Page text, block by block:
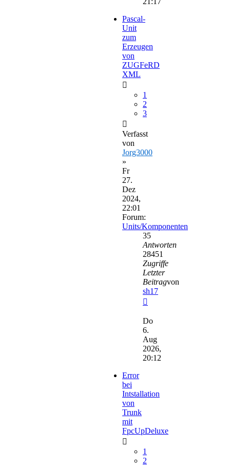
Pascal-
Unit
zum
Erzeugen
von
ZUGFeRD
XML
1
2
3
Verfasst
von
Jorg3000
»
Fr
27.
Dez
2024,
22:01
Forum:
Units/Komponenten
35
Antworten
28451
Zugriffe
Letzter
Beitragvon
sh17
Beitrag
Do
6.
Aug
2026,
20:12
Error
bei
Intstallation
von
Trunk
mit
FpcUpDeluxe
1
2